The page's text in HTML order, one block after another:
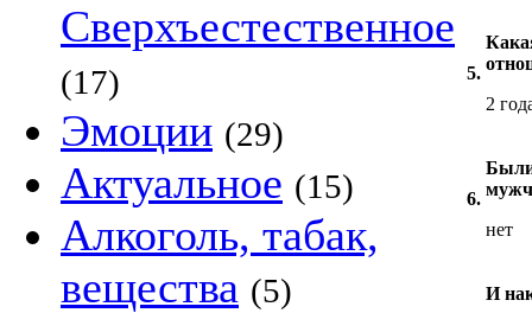
Сверхъестественное
(17)
Эмоции (29)
Актуальное (15)
Алкоголь, табак,
вещества (5)
5.
2
6.
Были
нет
И